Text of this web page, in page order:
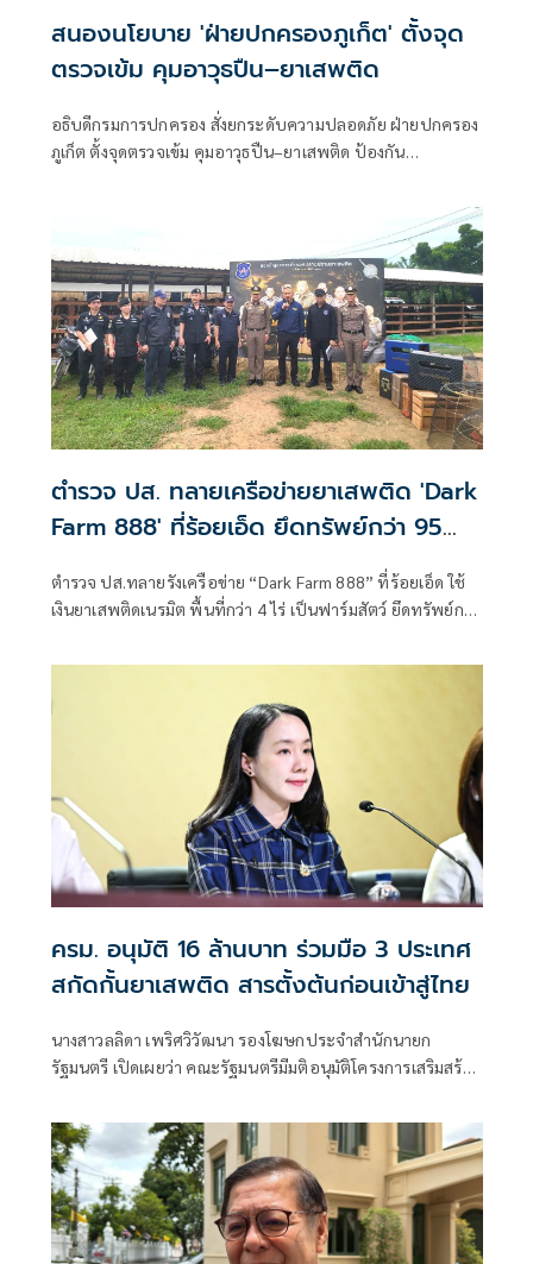
สนองนโยบาย 'ฝ่ายปกครองภูเก็ต' ตั้งจุด
ตรวจเข้ม คุมอาวุธปืน–ยาเสพติด
อธิบดีกรมการปกครอง สั่งยกระดับความปลอดภัย ฝ่ายปกครอง
ภูเก็ต ตั้งจุดตรวจเข้ม คุมอาวุธปืน–ยาเสพติด ป้องกัน
ตำรวจ ปส. ทลายเครือข่ายยาเสพติด 'Dark
Farm 888' ที่ร้อยเอ็ด ยึดทรัพย์กว่า 95
ตำรวจ ปส.ทลายรังเครือข่าย “Dark Farm 888” ที่ร้อยเอ็ด ใช้
เงินยาเสพติดเนรมิต พื้นที่กว่า 4 ไร่ เป็นฟาร์มสัตว์ ยึดทรัพย์กว่า
ครม. อนุมัติ 16 ล้านบาท ร่วมมือ 3 ประเทศ
สกัดกั้นยาเสพติด สารตั้งต้นก่อนเข้าสู่ไทย
นางสาวลลิดา เพริศวิวัฒนา รองโฆษกประจำสำนักนายก
รัฐมนตรี เปิดเผยว่า คณะรัฐมนตรีมีมติอนุมัติโครงการเสริมสร้าง
ยาเสพติดและทำลายเครือข่ายการค้ายาเสพติดระหว่าง
ประเทศ ประจำปีงบประมาณ พ.ศ. 2569 วงเงินรวม 16 ล้าน
บาท ตามที่กระทรวงยุติธรรม โดยสำนักงานคณะกรรมการ
ป้องกันและปราบปรามยาเสพติด หรือสำนักงาน ป.ป.ส.